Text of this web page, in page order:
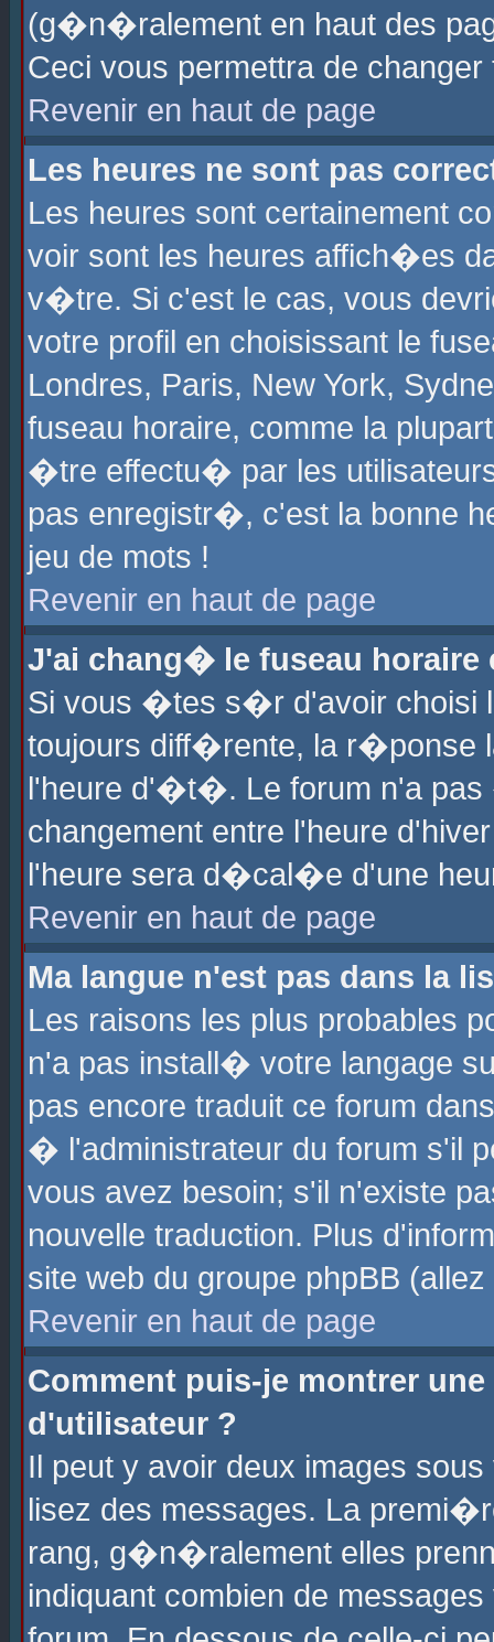
(g�n�ralement en haut des
Ceci vous permettra de
Revenir en haut de page
Les heures ne sont pas
Les heures sont certainement
voir sont les heures affich�es
v�tre. Si c'est le cas, vous
votre profil en choisissant le
Londres, Paris, New York,
fuseau horaire, comme la
�tre effectu� par les
pas enregistr�, c'est la bonne
jeu de mots !
Revenir en haut de page
J'ai chang� le fuseau horaire
Si vous �tes s�r d'avoir choisi
toujours diff�rente, la r�ponse
l'heure d'�t�. Le forum n'a
changement entre l'heure
l'heure sera d�cal�e d'une
Revenir en haut de page
Ma langue n'est pas dans la
Les raisons les plus probables
n'a pas install� votre langage
pas encore traduit ce forum
� l'administrateur du forum s'il
vous avez besoin; s'il n'existe
nouvelle traduction. Plus
site web du groupe phpBB
Revenir en haut de page
Comment puis-je montrer
d'utilisateur ?
Il peut y avoir deux images
lisez des messages. La
rang, g�n�ralement elles
indiquant combien de